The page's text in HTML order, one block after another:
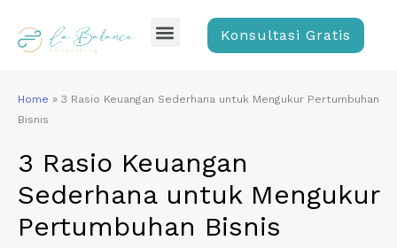
content
Menu Konsultasi Gratis
Home » 3 Rasio Keuangan Sederhana untuk Mengukur Pertumbuhan
Bisnis
3 Rasio Keuangan
Sederhana untuk Mengukur
Pertumbuhan Bisnis